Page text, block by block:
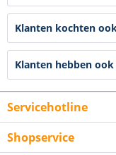
Klanten kochten
Klanten hebben
Servicehotline
Shopservice